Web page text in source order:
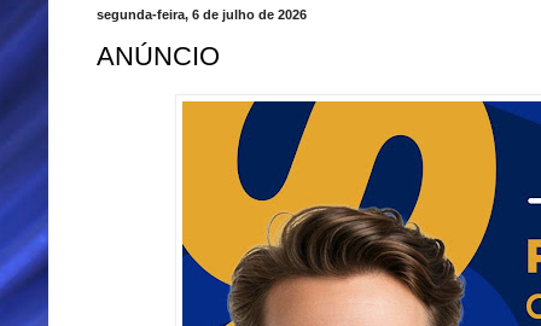
segunda-feira, 6 de julho de 2026
ANÚNCIO